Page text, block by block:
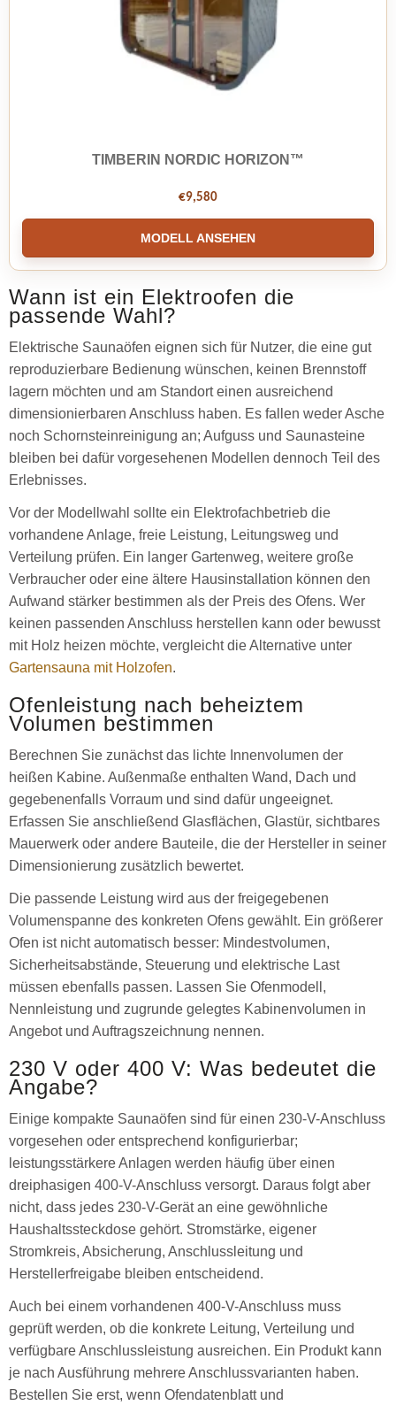
TIMBERIN NORDIC HORIZON™
€9,580
MODELL ANSEHEN
Wann ist ein Elektroofen die
passende Wahl?
Elektrische Saunaöfen eignen sich für Nutzer, die eine gut
reproduzierbare Bedienung wünschen, keinen Brennstoff
lagern möchten und am Standort einen ausreichend
dimensionierbaren Anschluss haben. Es fallen weder Asche
noch Schornsteinreinigung an; Aufguss und Saunasteine
bleiben bei dafür vorgesehenen Modellen dennoch Teil des
Erlebnisses.
Vor der Modellwahl sollte ein Elektrofachbetrieb die
vorhandene Anlage, freie Leistung, Leitungsweg und
Verteilung prüfen. Ein langer Gartenweg, weitere große
Verbraucher oder eine ältere Hausinstallation können den
Aufwand stärker bestimmen als der Preis des Ofens. Wer
keinen passenden Anschluss herstellen kann oder bewusst
mit Holz heizen möchte, vergleicht die Alternative unter
Gartensauna mit Holzofen.
Ofenleistung nach beheiztem
Volumen bestimmen
Berechnen Sie zunächst das lichte Innenvolumen der
heißen Kabine. Außenmaße enthalten Wand, Dach und
gegebenenfalls Vorraum und sind dafür ungeeignet.
Erfassen Sie anschließend Glasflächen, Glastür, sichtbares
Mauerwerk oder andere Bauteile, die der Hersteller in seiner
Dimensionierung zusätzlich bewertet.
Die passende Leistung wird aus der freigegebenen
Volumenspanne des konkreten Ofens gewählt. Ein größerer
Ofen ist nicht automatisch besser: Mindestvolumen,
Sicherheitsabstände, Steuerung und elektrische Last
müssen ebenfalls passen. Lassen Sie Ofenmodell,
Nennleistung und zugrunde gelegtes Kabinenvolumen in
Angebot und Auftragszeichnung nennen.
230 V oder 400 V: Was bedeutet die
Angabe?
Einige kompakte Saunaöfen sind für einen 230-V-Anschluss
vorgesehen oder entsprechend konfigurierbar;
leistungsstärkere Anlagen werden häufig über einen
dreiphasigen 400-V-Anschluss versorgt. Daraus folgt aber
nicht, dass jedes 230-V-Gerät an eine gewöhnliche
Haushaltssteckdose gehört. Stromstärke, eigener
Stromkreis, Absicherung, Anschlussleitung und
Herstellerfreigabe bleiben entscheidend.
Auch bei einem vorhandenen 400-V-Anschluss muss
geprüft werden, ob die konkrete Leitung, Verteilung und
verfügbare Anschlussleistung ausreichen. Ein Produkt kann
je nach Ausführung mehrere Anschlussvarianten haben.
Bestellen Sie erst, wenn Ofendatenblatt und